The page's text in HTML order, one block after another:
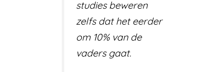
studies beweren
zelfs dat het eerder
om 10% van de
vaders gaat.